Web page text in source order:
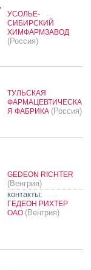
УСОЛЬЕ-
СИБИРСКИЙ
ХИМФАРМЗАВОД
(Россия)
ТУЛЬСКАЯ
ФАРМАЦЕВТИЧЕСКА
Я ФАБРИКА (Россия)
GEDEON RICHTER
(Венгрия)
контакты:
ГЕДЕОН РИХТЕР
ОАО (Венгрия)